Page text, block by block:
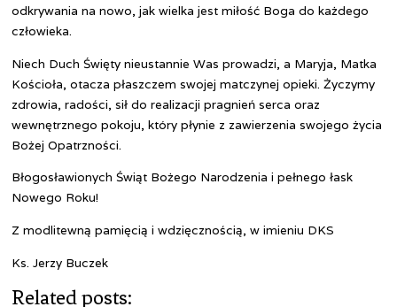
odkrywania na nowo, jak wielka jest miłość Boga do każdego
człowieka.
Niech Duch Święty nieustannie Was prowadzi, a Maryja, Matka
Kościoła, otacza płaszczem swojej matczynej opieki. Życzymy
zdrowia, radości, sił do realizacji pragnień serca oraz
wewnętrznego pokoju, który płynie z zawierzenia swojego życia
Bożej Opatrzności.
Błogosławionych Świąt Bożego Narodzenia i pełnego łask
Nowego Roku!
Z modlitewną pamięcią i wdzięcznością, w imieniu DKS
Ks. Jerzy Buczek
Related posts: